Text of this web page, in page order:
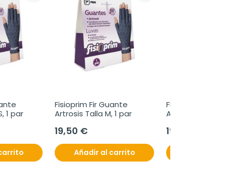
1 par
Fisioprim Fir Guante
Artrosis Talla M, 1 par
19,50 €
Añadir al carrito
Fisioprim Fir
Artrosis Talla L,
19,50 €